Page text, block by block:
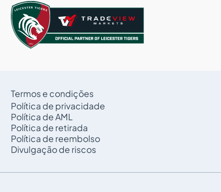
Termos e condições
Política de privacidade
Política de AML
Política de retirada
Política de reembolso
Divulgação de riscos